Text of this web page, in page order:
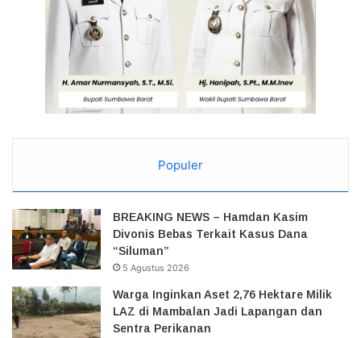
Populer
BREAKING NEWS – Hamdan Kasim
Divonis Bebas Terkait Kasus Dana
“Siluman”
5 Agustus 2026
Warga Inginkan Aset 2,76 Hektare Milik
LAZ di Mambalan Jadi Lapangan dan
Sentra Perikanan